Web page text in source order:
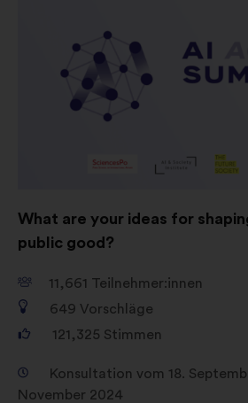
What are your ideas for
public good?
11,661 Teilnehmer:innen
649 Vorschläge
121,325 Stimmen
Konsultation vom 18.
November 2024